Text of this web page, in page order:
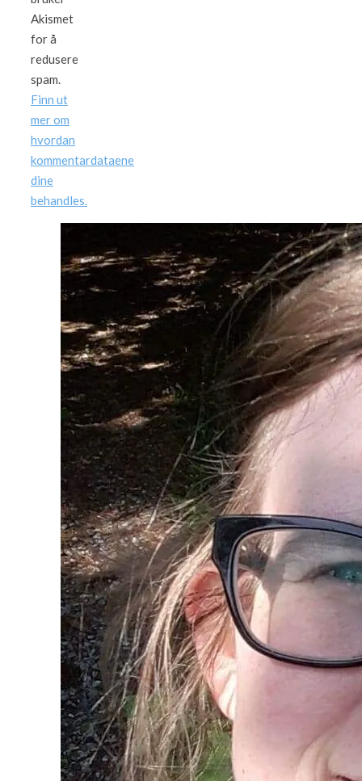
Akismet
for å
redusere
spam.
Finn ut
mer om
hvordan
kommentardataene
dine
behandles.